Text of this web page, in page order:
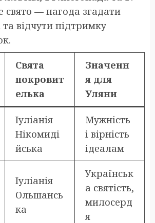
свято — нагода згадати
та відчути підтримку
Свята
покровит
елька
Значенн
я для
Уляни
Іуліанія
Нікомиді
йська
Мужність
і вірність
ідеалам
Іуліанія
Ольшансь
ка
Українськ
а святість,
милосерд
я